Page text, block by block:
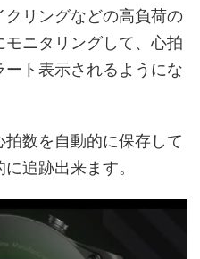
クリングなどの高負荷の
ニタリングして、心拍
ト表示されるようにな
拍数を自動的に保存して
追跡出来ます。